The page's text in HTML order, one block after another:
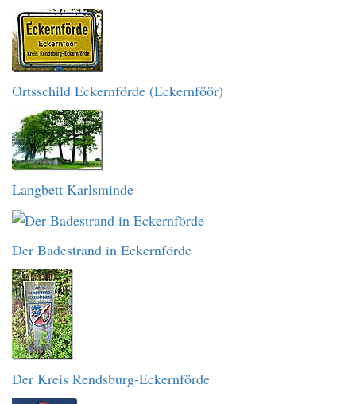
Ortsschild Eckernförde (Eckernföör)
Langbett Karlsminde
Der Badestrand in Eckernförde
Der Kreis Rendsburg-Eckernförde